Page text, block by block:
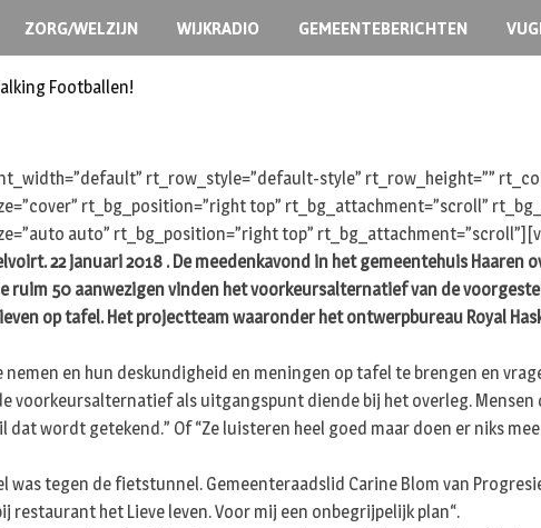
ZORG/WELZIJN WIJKRADIO GEMEENTEBERICHTEN
Footballen!
rt_row_style=”default-style” rt_row_height=””
rt_bg_position=”right top” rt_bg_attachment=”scroll”
auto” rt_bg_position=”right top”
22 januari 2018 . De meedenkavond in het gemeentehuis
ruim 50 aanwezigen vinden het voorkeursalternatief van de
op tafel. Het projectteam waaronder het ontwerpbureau Royal
en hun deskundigheid en meningen op tafel te brengen en
voorkeursalternatief als uitgangspunt diende bij het overleg.
wordt getekend.” Of “Ze luisteren heel goed maar doen er niks
tegen de fietstunnel. Gemeenteraadslid Carine Blom van
restaurant het Lieve leven. Voor mij een onbegrijpelijk plan“.